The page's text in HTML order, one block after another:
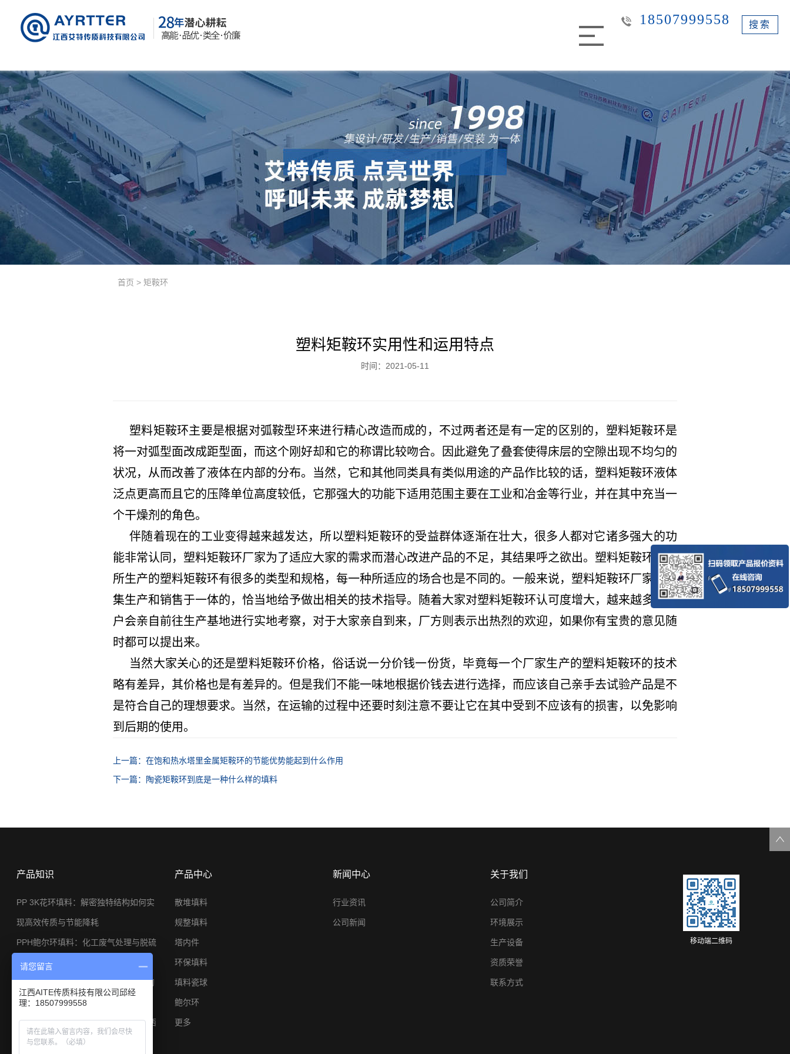
18507999558 搜索
首页 > 矩鞍环
塑料矩鞍环实用性和运用特点
时间：2021-05-11
塑料矩鞍环主要是根据对弧鞍型环来进行精心改造而成的，不过两者还是有一定的区别的，塑料矩鞍环是
将一对弧型面改成距型面，而这个刚好却和它的称谓比较吻合。因此避免了叠套使得床层的空隙出现不均匀的
状况，从而改善了液体在内部的分布。当然，它和其他同类具有类似用途的产品作比较的话，塑料矩鞍环液体
泛点更高而且它的压降单位高度较低，它那强大的功能下适用范围主要在工业和冶金等行业，并在其中充当一
个干燥剂的角色。
伴随着现在的工业变得越来越发达，所以塑料矩鞍环的受益群体逐渐在壮大，很多人都对它诸多强大的功
能非常认同，塑料矩鞍环厂家为了适应大家的需求而潜心改进产品的不足，其结果呼之欲出。塑料矩鞍环厂家
所生产的塑料矩鞍环有很多的类型和规格，每一种所适应的场合也是不同的。一般来说，塑料矩鞍环厂家都是
集生产和销售于一体的，恰当地给予做出相关的技术指导。随着大家对塑料矩鞍环认可度增大，越来越多的客
户会亲自前往生产基地进行实地考察，对于大家亲自到来，厂方则表示出热烈的欢迎，如果你有宝贵的意见随
时都可以提出来。
当然大家关心的还是塑料矩鞍环价格，俗话说一分价钱一份货，毕竟每一个厂家生产的塑料矩鞍环的技术
略有差异，其价格也是有差异的。但是我们不能一味地根据价钱去进行选择，而应该自己亲手去试验产品是不
是符合自己的理想要求。当然，在运输的过程中还要时刻注意不要让它在其中受到不应该有的损害，以免影响
到后期的使用。
上一篇：在饱和热水塔里金属矩鞍环的节能优势能起到什么作用
下一篇：陶瓷矩鞍环到底是一种什么样的填料
产品知识
PP 3K花环填料：解密独特结构如何实
现高效传质与节能降耗
PPH鲍尔环填料：化工废气处理与脱硫
系统的节能利器
φ25金属矩鞍环：小塔径高分离工况的
应用与选型思路
陶瓷矩鞍环填料焦炉煤气脱硫专用江西
艾特厂家
产品中心
散堆填料
规整填料
塔内件
环保填料
填料瓷球
鲍尔环
更多
新闻中心
行业资讯
公司新闻
关于我们
公司简介
环境展示
生产设备
资质荣誉
联系方式
移动端二维码
请您留言
江西AITE传质科技有限公司邱经
理：18507999558